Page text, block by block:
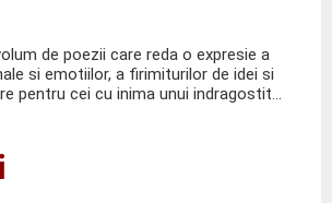
de poezii care reda o expresie a
si emotiilor, a firimiturilor de idei si
pentru cei cu inima unui indragostit…